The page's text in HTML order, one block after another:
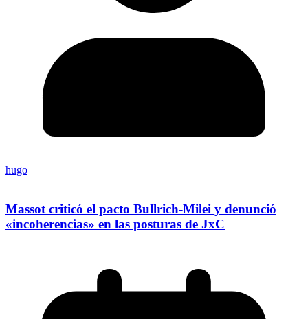
hugo
Massot criticó el pacto Bullrich-Milei y denunció
«incoherencias» en las posturas de JxC